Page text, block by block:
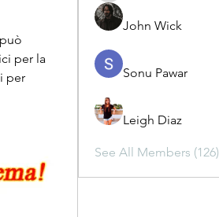
per la
per
John Wick
Sonu Pawar
Leigh Diaz
See All Members (126)